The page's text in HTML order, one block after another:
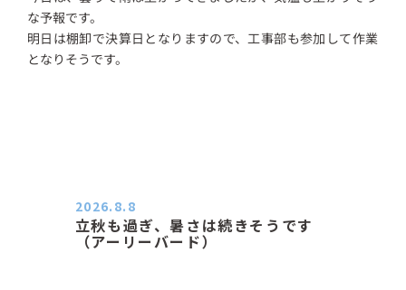
な予報です。
明日は棚卸で決算日となりますので、工事部も参加して作業
となりそうです。
立秋も過ぎ、暑さは続きそうです
（アーリーバード）
2026.8.8